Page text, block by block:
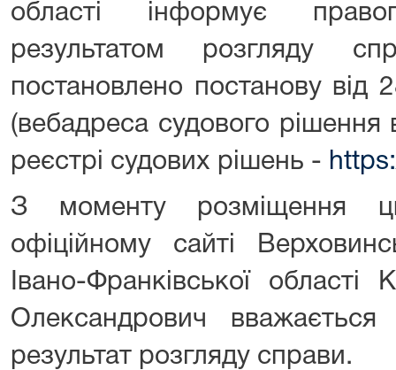
області інформує
результатом розгляду
постановлено постанову від
(вебадреса судового
реєстрі судових рішень -
З моменту розміщення
офіційному сайті
Івано-Франківської
Олександрович
результат розгляду справи.